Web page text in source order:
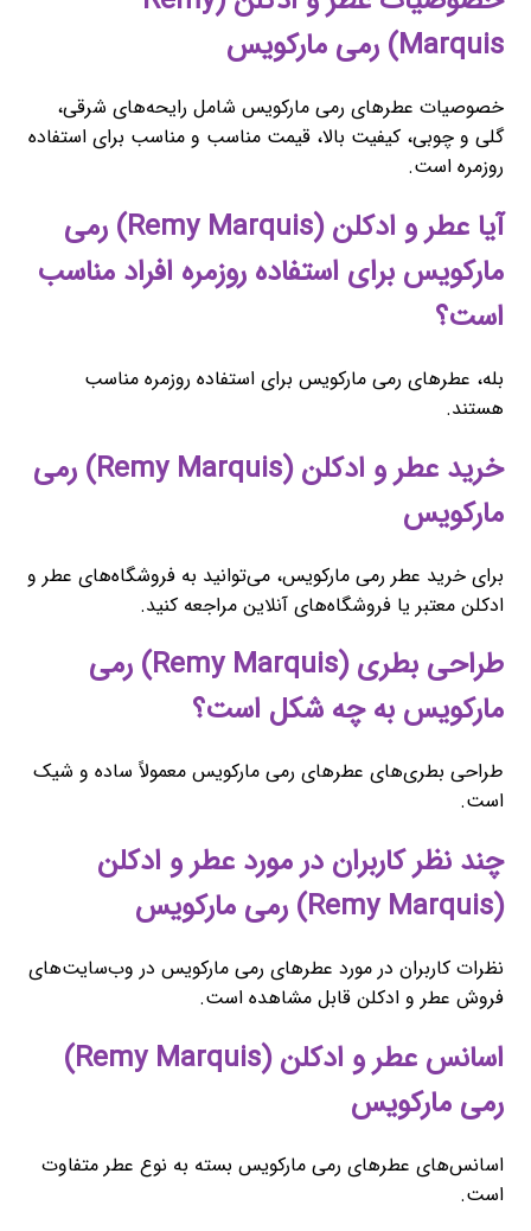
Marquis) رمی مارکویس
خصوصیات عطرهای رمی مارکویس شامل رایحه‌های شرقی،
گلی و چوبی، کیفیت بالا، قیمت مناسب و مناسب برای استفاده
روزمره است.
آیا عطر و ادکلن (Remy Marquis) رمی
مارکویس برای استفاده روزمره افراد مناسب
است؟
بله، عطرهای رمی مارکویس برای استفاده روزمره مناسب
هستند.
خرید عطر و ادکلن (Remy Marquis) رمی
مارکویس
برای خرید عطر رمی مارکویس، می‌توانید به فروشگاه‌های عطر و
ادکلن معتبر یا فروشگاه‌های آنلاین مراجعه کنید.
طراحی بطری (Remy Marquis) رمی
مارکویس به چه شکل است؟
طراحی بطری‌های عطرهای رمی مارکویس معمولاً ساده و شیک
است.
چند نظر کاربران در مورد عطر و ادکلن
(Remy Marquis) رمی مارکویس
نظرات کاربران در مورد عطرهای رمی مارکویس در وب‌سایت‌های
فروش عطر و ادکلن قابل مشاهده است.
اسانس عطر و ادکلن (Remy Marquis)
رمی مارکویس
اسانس‌های عطرهای رمی مارکویس بسته به نوع عطر متفاوت
است.